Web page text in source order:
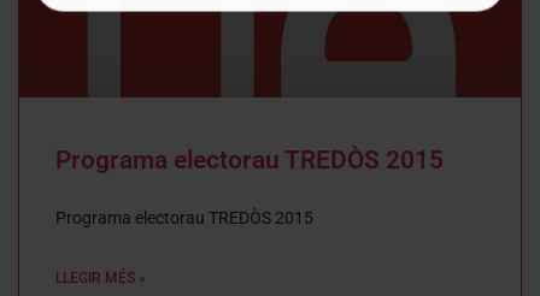
Programa electorau TREDÒS 2015
Programa electorau TREDÒS 2015
LLEGIR MÉS »